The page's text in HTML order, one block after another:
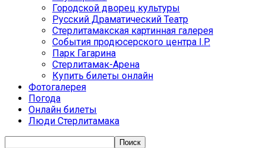
Городской дворец культуры
Русский Драматический Театр
Стерлитамакская картинная галерея
События продюсерского центра I.P.
Парк Гагарина
Стерлитамак-Арена
Купить билеты онлайн
Фотогалерея
Погода
Онлайн билеты
Люди Стерлитамака